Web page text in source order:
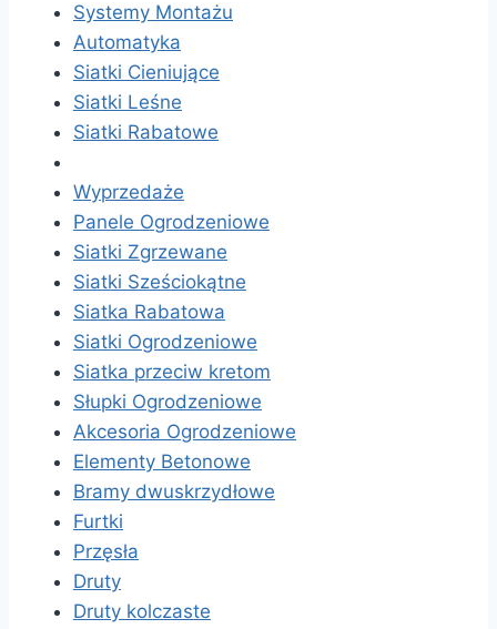
Systemy Montażu
Automatyka
Siatki Cieniujące
Siatki Leśne
Siatki Rabatowe
Wyprzedaże
Panele Ogrodzeniowe
Siatki Zgrzewane
Siatki Sześciokątne
Siatka Rabatowa
Siatki Ogrodzeniowe
Siatka przeciw kretom
Słupki Ogrodzeniowe
Akcesoria Ogrodzeniowe
Elementy Betonowe
Bramy dwuskrzydłowe
Furtki
Przęsła
Druty
Druty kolczaste